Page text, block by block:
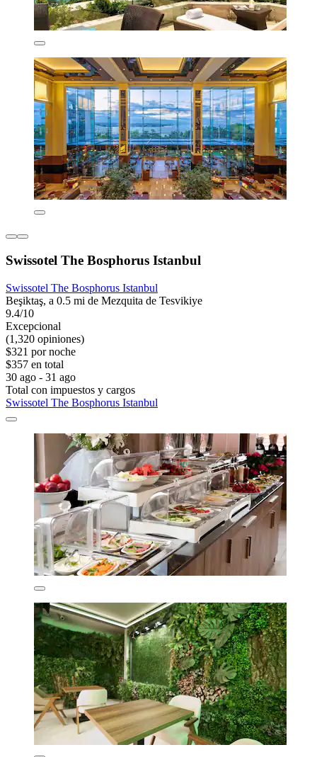
Swissotel The Bosphorus Istanbul
Swissotel The Bosphorus Istanbul
Beşiktaş, a 0.5 mi de Mezquita de Tesvikiye
9.4/10
Excepcional
(1,320 opiniones)
$321 por noche
$357 en total
30 ago - 31 ago
Total con impuestos y cargos
Swissotel The Bosphorus Istanbul